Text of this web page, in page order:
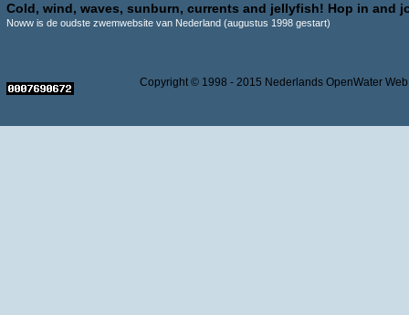
Cold, wind, waves, sunburn, currents and jellyfish! Hop in and
Noww is de oudste zwemwebsite van Nederland (augustus 1998 gestart)
Copyright © 1998 - 2015 Nederlands OpenWater